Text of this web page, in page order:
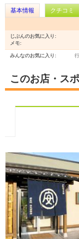
基本情報 クチコミ
じぶんのお気に入り:
メモ:
みんなのお気に入り:
このお店・ス